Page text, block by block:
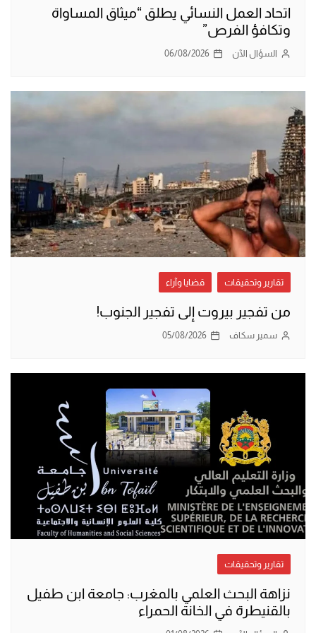
اتحاد العمل النسائي يطلق “ميثاق المساواة
وتكافؤ الفرص”
السؤال الآن 06/08/2026
تقارير وتحقيقات قضايا وآراء
من تفجير بيروت إلى تفجير الجنوب!
سمير سكاف 05/08/2026
تقارير وتحقيقات
نزاهة البحث العلمي بالمغرب: جامعة ابن طفيل
بالقنيطرة في الخانة الحمراء